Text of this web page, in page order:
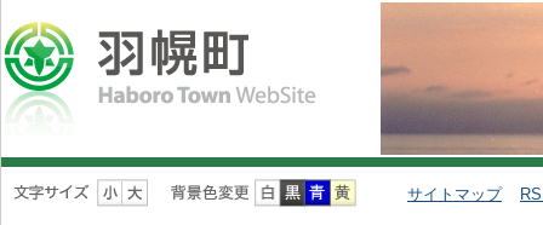
ナ
ビ
サイトマップ